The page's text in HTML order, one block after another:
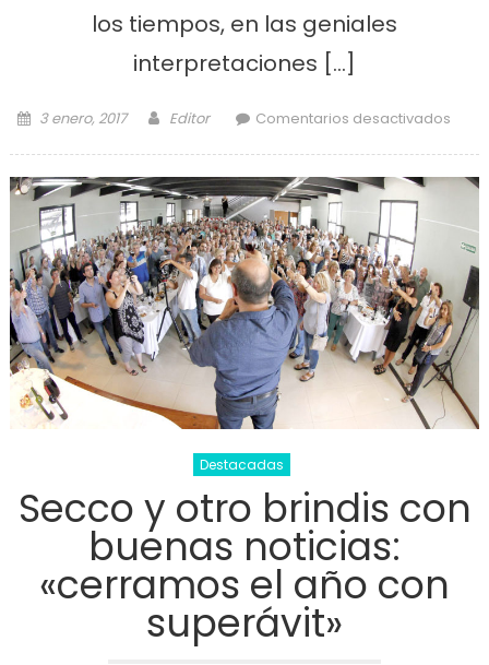
los tiempos, en las geniales
interpretaciones […]
Posted on
3 enero, 2017 Author
Editor Comentarios desactivados
Destacadas
Secco y otro brindis con
buenas noticias:
«cerramos el año con
superávit»